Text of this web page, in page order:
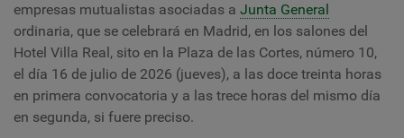
empresas mutualistas asociadas a Junta General
ordinaria, que se celebrará en Madrid, en los salones del
Hotel Villa Real, sito en la Plaza de las Cortes, número 10,
el día 16 de julio de 2026 (jueves), a las doce treinta horas
en primera convocatoria y a las trece horas del mismo día
en segunda, si fuere preciso.